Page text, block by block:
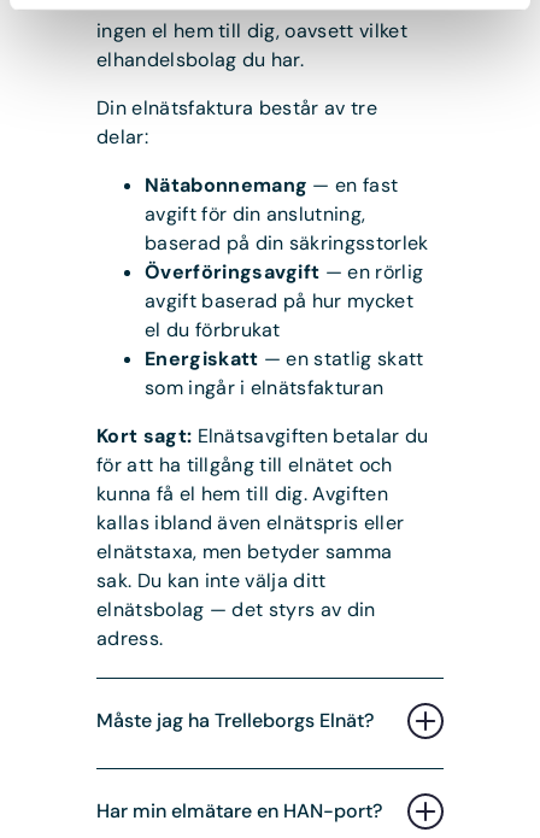
ingen el hem till dig, oavsett vilket
elhandelsbolag du har.
Din elnätsfaktura består av tre
delar:
Nätabonnemang — en fast
avgift för din anslutning,
baserad på din säkringsstorlek
Överföringsavgift — en rörlig
avgift baserad på hur mycket
el du förbrukat
Energiskatt — en statlig skatt
som ingår i elnätsfakturan
Kort sagt: Elnätsavgiften betalar du
för att ha tillgång till elnätet och
kunna få el hem till dig. Avgiften
kallas ibland även elnätspris eller
elnätstaxa, men betyder samma
sak. Du kan inte välja ditt
elnätsbolag — det styrs av din
adress.
Måste jag ha Trelleborgs Elnät?
kommun och vi äger elnätet i ditt
Har min elmätare en HAN-port?